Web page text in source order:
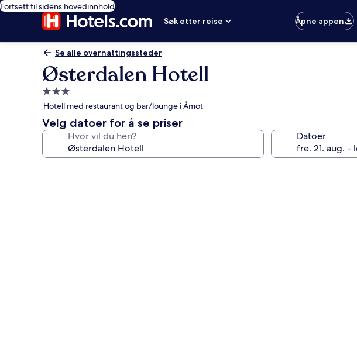
Fortsett til sidens hovedinnhold
Søk etter reise
Åpne appen
Se alle overnattingssteder
Østerdalen Hotell
Overnattingssted
med
3.0
stjerner
Hotell med restaurant og bar/lounge i Åmot
Velg datoer for å se priser
Hvor vil du hen? Datoer